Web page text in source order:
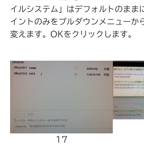
イルシステム」はデフォルトのまま
イントのみをプルダウンメニューか
変えます。OKをクリックします。
17